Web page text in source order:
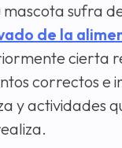
sufra
de la
cierta
correctos e
y actividades